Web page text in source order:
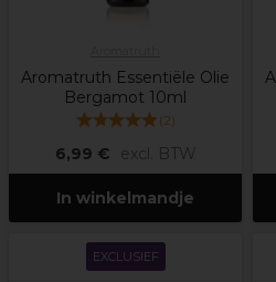
Aromatruth Essentiële Olie
Bergamot 10ml
(2)
6,99 € excl. BTW
In winkelmandje
EXCLUSIEF